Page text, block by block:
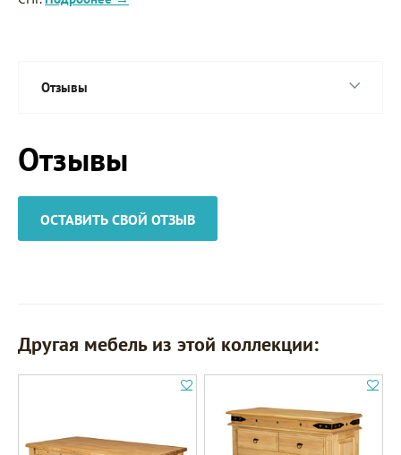
Отзывы
Отзывы
ОСТАВИТЬ СВОЙ ОТЗЫВ
Другая мебель из этой коллекции: